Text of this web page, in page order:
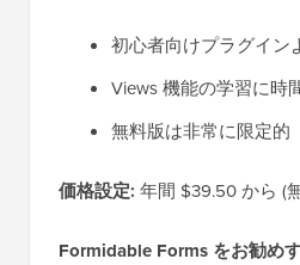
初心者向けプラグイン
Views 機能の学習に時
無料版は非常に限定的
価格設定: 年間 $39.50 から (
Formidable Forms をお勧め